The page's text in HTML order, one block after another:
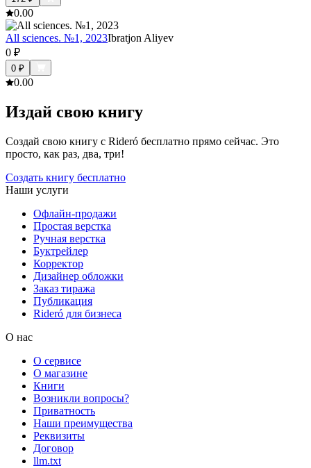
0.00
All sciences. №1, 2023Ibratjon Aliyev
0 ₽
0 ₽
0.00
Издай свою книгу
Создай свою книгу с Rideró бесплатно прямо сейчас. Это
просто, как раз, два, три!
Создать книгу бесплатно
Наши услуги
Офлайн-продажи
Простая верстка
Ручная верстка
Буктрейлер
Корректор
Дизайнер обложки
Заказ тиража
Публикация
Rideró для бизнеса
О нас
О сервисе
О магазине
Книги
Возникли вопросы?
Приватность
Наши преимущества
Реквизиты
Договор
llm.txt